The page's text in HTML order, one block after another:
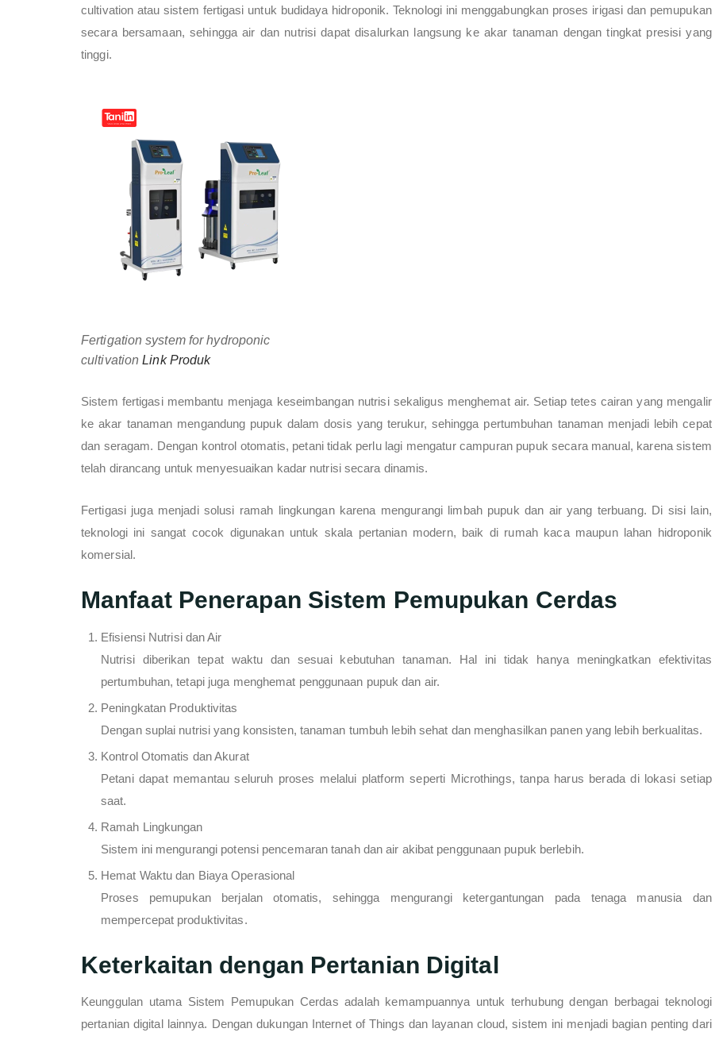
cultivation atau sistem fertigasi untuk budidaya hidroponik. Teknologi ini menggabungkan proses irigasi dan pemupukan
secara bersamaan, sehingga air dan nutrisi dapat disalurkan langsung ke akar tanaman dengan tingkat presisi yang
tinggi.
Fertigation system for hydroponic
cultivationLink Produk
Sistem fertigasi membantu menjaga keseimbangan nutrisi sekaligus menghemat air. Setiap tetes cairan yang mengalir
ke akar tanaman mengandung pupuk dalam dosis yang terukur, sehingga pertumbuhan tanaman menjadi lebih cepat
dan seragam. Dengan kontrol otomatis, petani tidak perlu lagi mengatur campuran pupuk secara manual, karena sistem
telah dirancang untuk menyesuaikan kadar nutrisi secara dinamis.
Fertigasi juga menjadi solusi ramah lingkungan karena mengurangi limbah pupuk dan air yang terbuang. Di sisi lain,
teknologi ini sangat cocok digunakan untuk skala pertanian modern, baik di rumah kaca maupun lahan hidroponik
komersial.
Manfaat Penerapan Sistem Pemupukan Cerdas
Efisiensi Nutrisi dan Air
Nutrisi diberikan tepat waktu dan sesuai kebutuhan tanaman. Hal ini tidak hanya meningkatkan efektivitas
pertumbuhan, tetapi juga menghemat penggunaan pupuk dan air.
Peningkatan Produktivitas
Dengan suplai nutrisi yang konsisten, tanaman tumbuh lebih sehat dan menghasilkan panen yang lebih berkualitas.
Kontrol Otomatis dan Akurat
Petani dapat memantau seluruh proses melalui platform seperti Microthings, tanpa harus berada di lokasi setiap
saat.
Ramah Lingkungan
Sistem ini mengurangi potensi pencemaran tanah dan air akibat penggunaan pupuk berlebih.
Hemat Waktu dan Biaya Operasional
Proses pemupukan berjalan otomatis, sehingga mengurangi ketergantungan pada tenaga manusia dan
mempercepat produktivitas.
Keterkaitan dengan Pertanian Digital
Keunggulan utama Sistem Pemupukan Cerdas adalah kemampuannya untuk terhubung dengan berbagai teknologi
pertanian digital lainnya. Dengan dukungan Internet of Things dan layanan cloud, sistem ini menjadi bagian penting dari